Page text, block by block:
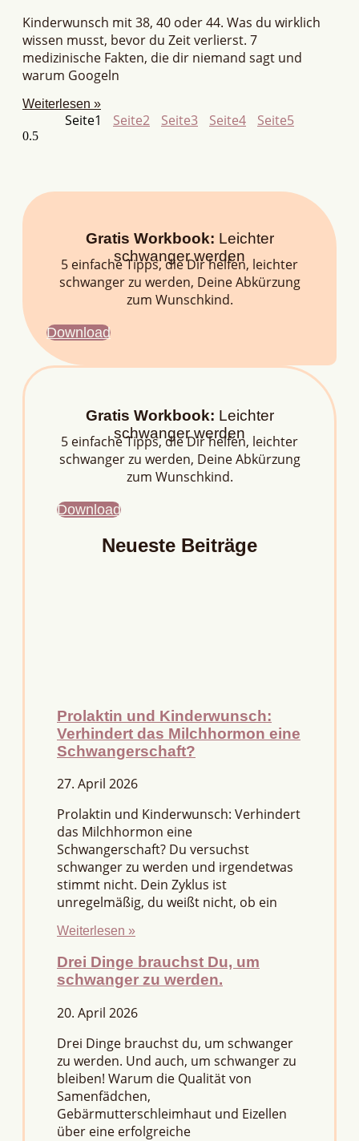
Kinderwunsch mit 38, 40 oder 44. Was du wirklich
wissen musst, bevor du Zeit verlierst. 7
medizinische Fakten, die dir niemand sagt und
warum Googeln
Weiterlesen »
Seite1 Seite2 Seite3 Seite4 Seite5
Gratis Workbook: Leichter
schwanger werden
5 einfache Tipps, die Dir helfen, leichter
schwanger zu werden, Deine Abkürzung
zum Wunschkind.
Download
Gratis Workbook: Leichter
schwanger werden
5 einfache Tipps, die Dir helfen, leichter
schwanger zu werden, Deine Abkürzung
zum Wunschkind.
Download
Neueste Beiträge
Prolaktin und Kinderwunsch:
Verhindert das Milchhormon eine
Schwangerschaft?
27. April 2026
Prolaktin und Kinderwunsch: Verhindert
das Milchhormon eine
Schwangerschaft? Du versuchst
schwanger zu werden und irgendetwas
stimmt nicht. Dein Zyklus ist
unregelmäßig, du weißt nicht, ob ein
Weiterlesen »
Drei Dinge brauchst Du, um
schwanger zu werden.
20. April 2026
Drei Dinge brauchst du, um schwanger
zu werden. Und auch, um schwanger zu
bleiben! Warum die Qualität von
Samenfädchen,
Gebärmutterschleimhaut und Eizellen
über eine erfolgreiche